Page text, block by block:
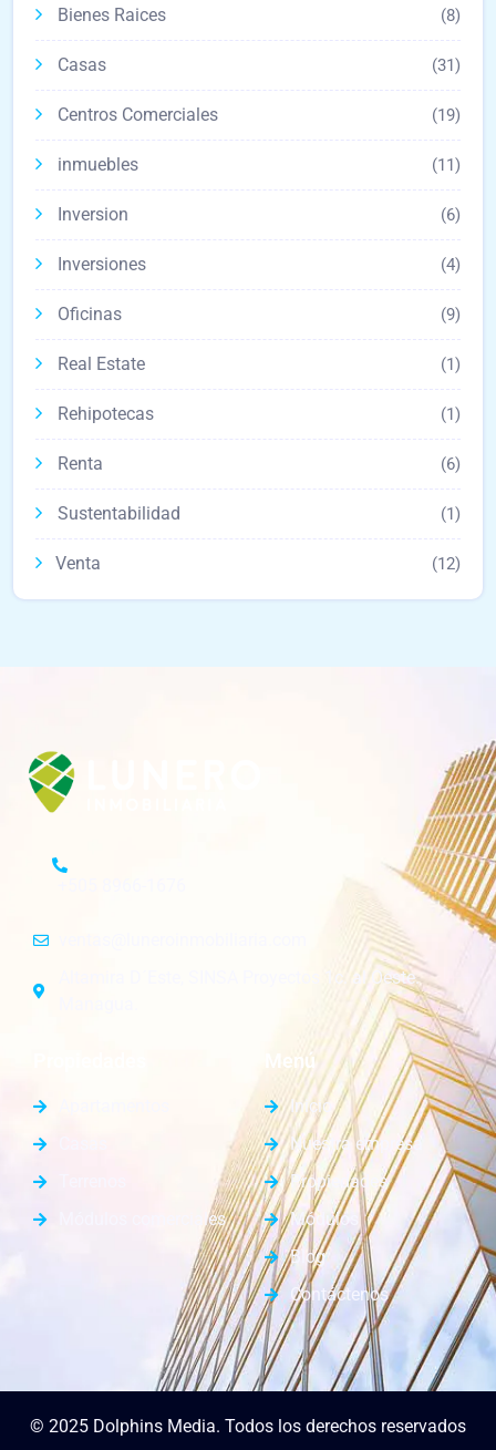
Bienes Raices (8)
Casas (31)
Centros Comerciales (19)
inmuebles (11)
Inversion (6)
Inversiones (4)
Oficinas (9)
Real Estate (1)
Rehipotecas (1)
Renta (6)
Sustentabilidad (1)
Venta (12)
Altamira D´Este, SINSA Proyectos 1c. al Oeste.
Módulos comerciales
Menú
Inicio
Nuestra empresa
Propiedades
Módulos
Blog
Contáctenos
© 2025 Dolphins Media. Todos los derechos reservados